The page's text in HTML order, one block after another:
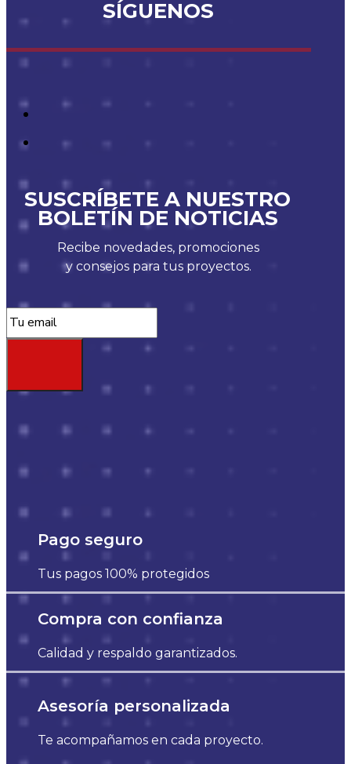
SÍGUENOS
SUSCRÍBETE A NUESTRO
BOLETÍN DE NOTICIAS
Recibe novedades, promociones
y consejos para tus proyectos.
Pago seguro
Tus pagos 100% protegidos
Compra con confianza
Calidad y respaldo garantizados.
Asesoría personalizada
Te acompañamos en cada proyecto.